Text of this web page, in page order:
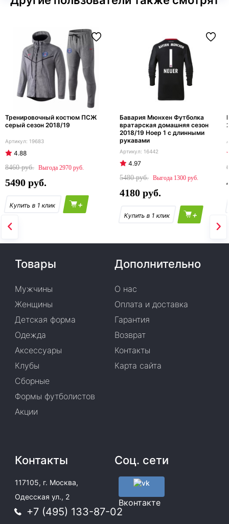
Тренировочный костюм ПСЖ
серый сезон 2018/19
19683
4.88
8460
2970
5490
+
Бавария Мюнхен Футболка
вратарская домашняя сезон
2018/19 Ноер 1 с длинными
рукавами
16442
4.97
5480
1300
4180
+
Товары
Мужчины
Женщины
Детская форма
Одежда
Аксессуары
Клубы
Сборные
Формы футболистов
Акции
Дополнительно
О нас
Оплата и доставка
Гарантия
Возврат
Контакты
Карта сайта
Контакты
117105, г. Москва,
Одесская ул., 2
+7 (495) 133-87-02
Соц. сети
Вконтакте